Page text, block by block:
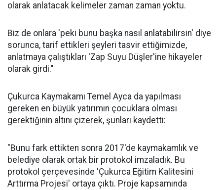
olarak anlatacak kelimeler zaman zaman yoktu.
Biz de onlara 'peki bunu başka nasıl anlatabilirsin' diye
sorunca, tarif ettikleri şeyleri tasvir ettiğimizde,
anlatmaya çalıştıkları 'Zap Suyu Düşler'ine hikayeler
olarak girdi."
Çukurca Kaymakamı Temel Ayca da yapılması
gereken en büyük yatırımın çocuklara olması
gerektiğinin altını çizerek, şunları kaydetti:
"Bunu fark ettikten sonra 2017'de kaymakamlık ve
belediye olarak ortak bir protokol imzaladık. Bu
protokol çerçevesinde 'Çukurca Eğitim Kalitesini
Arttırma Projesi' ortaya çıktı. Proje kapsamında